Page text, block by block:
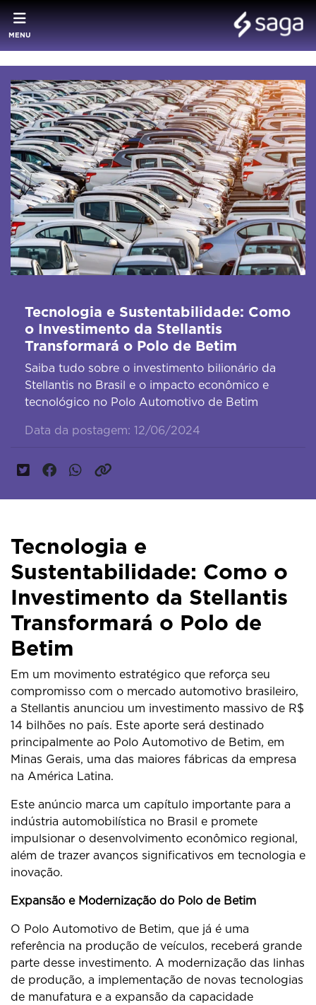
MENU
Tecnologia e Sustentabilidade: Como
o Investimento da Stellantis
Transformará o Polo de Betim
Saiba tudo sobre o investimento bilionário da
Stellantis no Brasil e o impacto econômico e
tecnológico no Polo Automotivo de Betim
Data da postagem: 12/06/2024
Tecnologia e
Sustentabilidade: Como o
Investimento da Stellantis
Transformará o Polo de
Betim
Em um movimento estratégico que reforça seu
compromisso com o mercado automotivo brasileiro,
a Stellantis anunciou um investimento massivo de R$
14 bilhões no país. Este aporte será destinado
principalmente ao Polo Automotivo de Betim, em
Minas Gerais, uma das maiores fábricas da empresa
na América Latina.
Este anúncio marca um capítulo importante para a
indústria automobilística no Brasil e promete
impulsionar o desenvolvimento econômico regional,
além de trazer avanços significativos em tecnologia e
inovação.
Expansão e Modernização do Polo de Betim
O Polo Automotivo de Betim, que já é uma
referência na produção de veículos, receberá grande
parte desse investimento. A modernização das linhas
de produção, a implementação de novas tecnologias
de manufatura e a expansão da capacidade